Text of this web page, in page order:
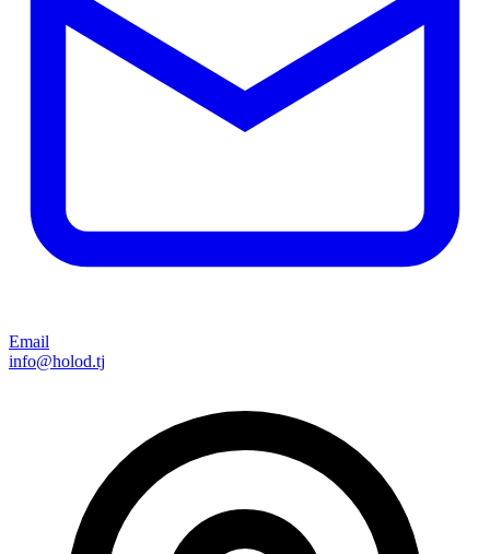
Email
info@holod.tj